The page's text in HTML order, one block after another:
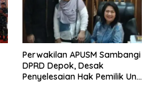
Perwakilan APUSM Sambangi
DPRD Depok, Desak
Penyelesaian Hak Pemilik Unit